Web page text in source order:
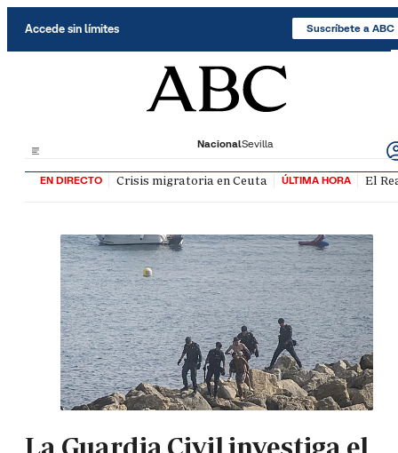
Accede sin límites Suscríbete a ABC
NacionalSevilla
EN DIRECTO Crisis migratoria en Ceuta ÚLTIMA HORA El